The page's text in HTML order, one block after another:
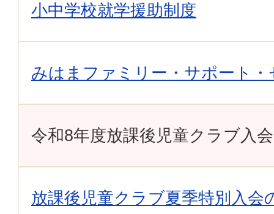
小中学校就学援助制度
みはまファミリー・サポート
令和8年度放課後児童クラブ入
放課後児童クラブ夏季特別入会